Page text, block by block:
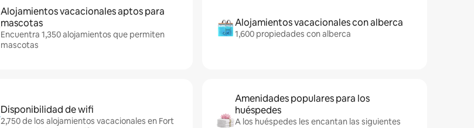
Alojamientos vacacionales aptos para
mascotas
Encuentra 1,350 alojamientos que permiten
mascotas
Alojamientos vacacionales con alberca
1,600 propiedades con alberca
Disponibilidad de wifi
2,750 de los alojamientos vacacionales en Fort
Amenidades populares para los
huéspedes
A los huéspedes les encantan las siguientes